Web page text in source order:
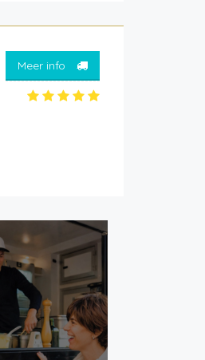
Meer info